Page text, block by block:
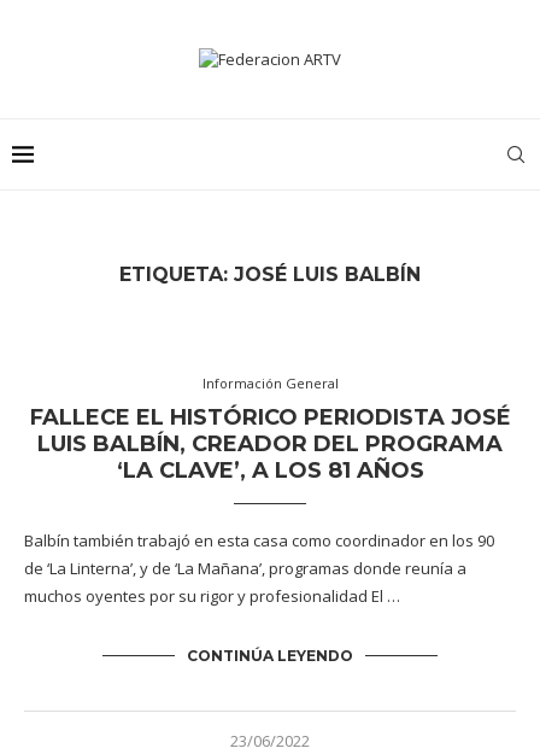
ETIQUETA: JOSÉ LUIS BALBÍN
Información General
FALLECE EL HISTÓRICO PERIODISTA JOSÉ
LUIS BALBÍN, CREADOR DEL PROGRAMA
‘LA CLAVE’, A LOS 81 AÑOS
Balbín también trabajó en esta casa como coordinador en los 90
de ‘La Linterna’, y de ‘La Mañana’, programas donde reunía a
muchos oyentes por su rigor y profesionalidad El …
CONTINÚA LEYENDO
23/06/2022